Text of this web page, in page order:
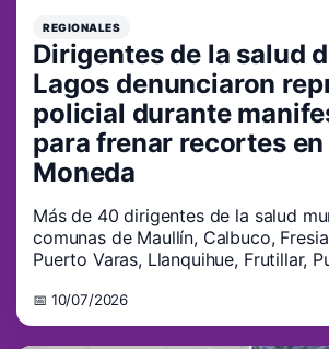
REGIONALES
Dirigentes de la salud
Lagos denunciaron
policial durante
para frenar recortes en
Moneda
Más de 40 dirigentes de la salud
comunas de Maullín, Calbuco,
Puerto Varas, Llanquihue, Frutillar,
📅 10/07/2026